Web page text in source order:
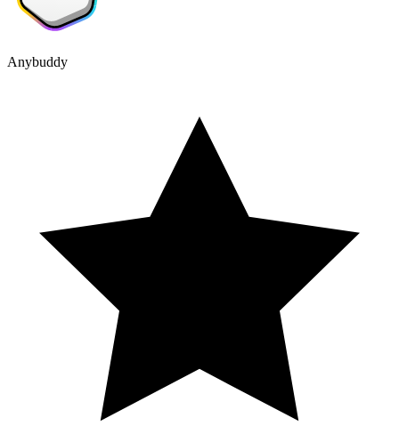
Anybuddy